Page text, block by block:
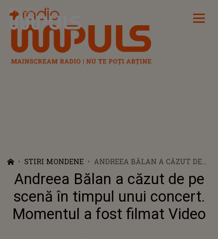
Radio Impuls
STIRI MONDENE
ANDREEA BĂLAN A CĂZUT DE
PE SCENĂ ÎN TIMPUL UNUI
CONCERT. MOMENTUL A FOST
FILMAT VIDEO
Andreea Bălan a căzut de pe
scenă în timpul unui concert.
Momentul a fost filmat Video